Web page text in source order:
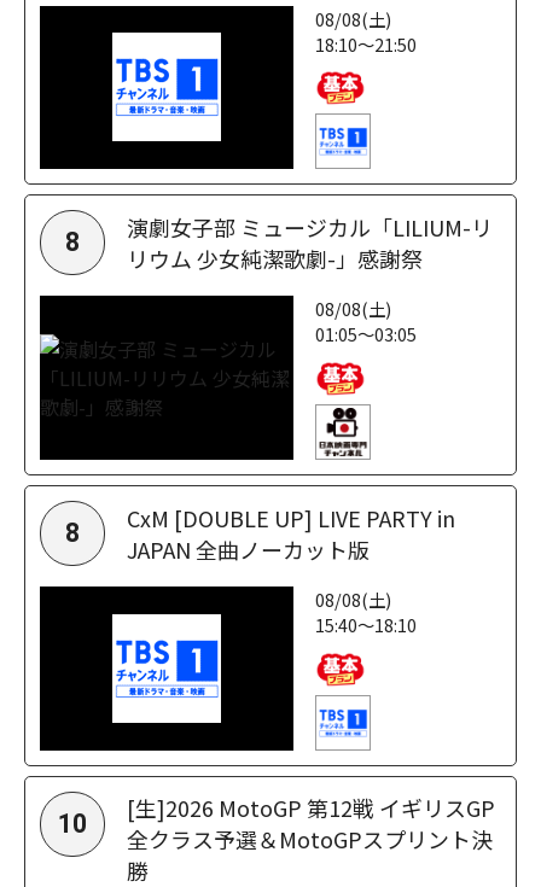
08/08(土)
18:10～21:50
8
演劇女子部 ミュージカル「LILIUM-リ
リウム 少女純潔歌劇-」感謝祭
08/08(土)
01:05～03:05
8
CxM [DOUBLE UP] LIVE PARTY in
JAPAN 全曲ノーカット版
08/08(土)
15:40～18:10
10
[生]2026 MotoGP 第12戦 イギリスGP
全クラス予選＆MotoGPスプリント決
勝